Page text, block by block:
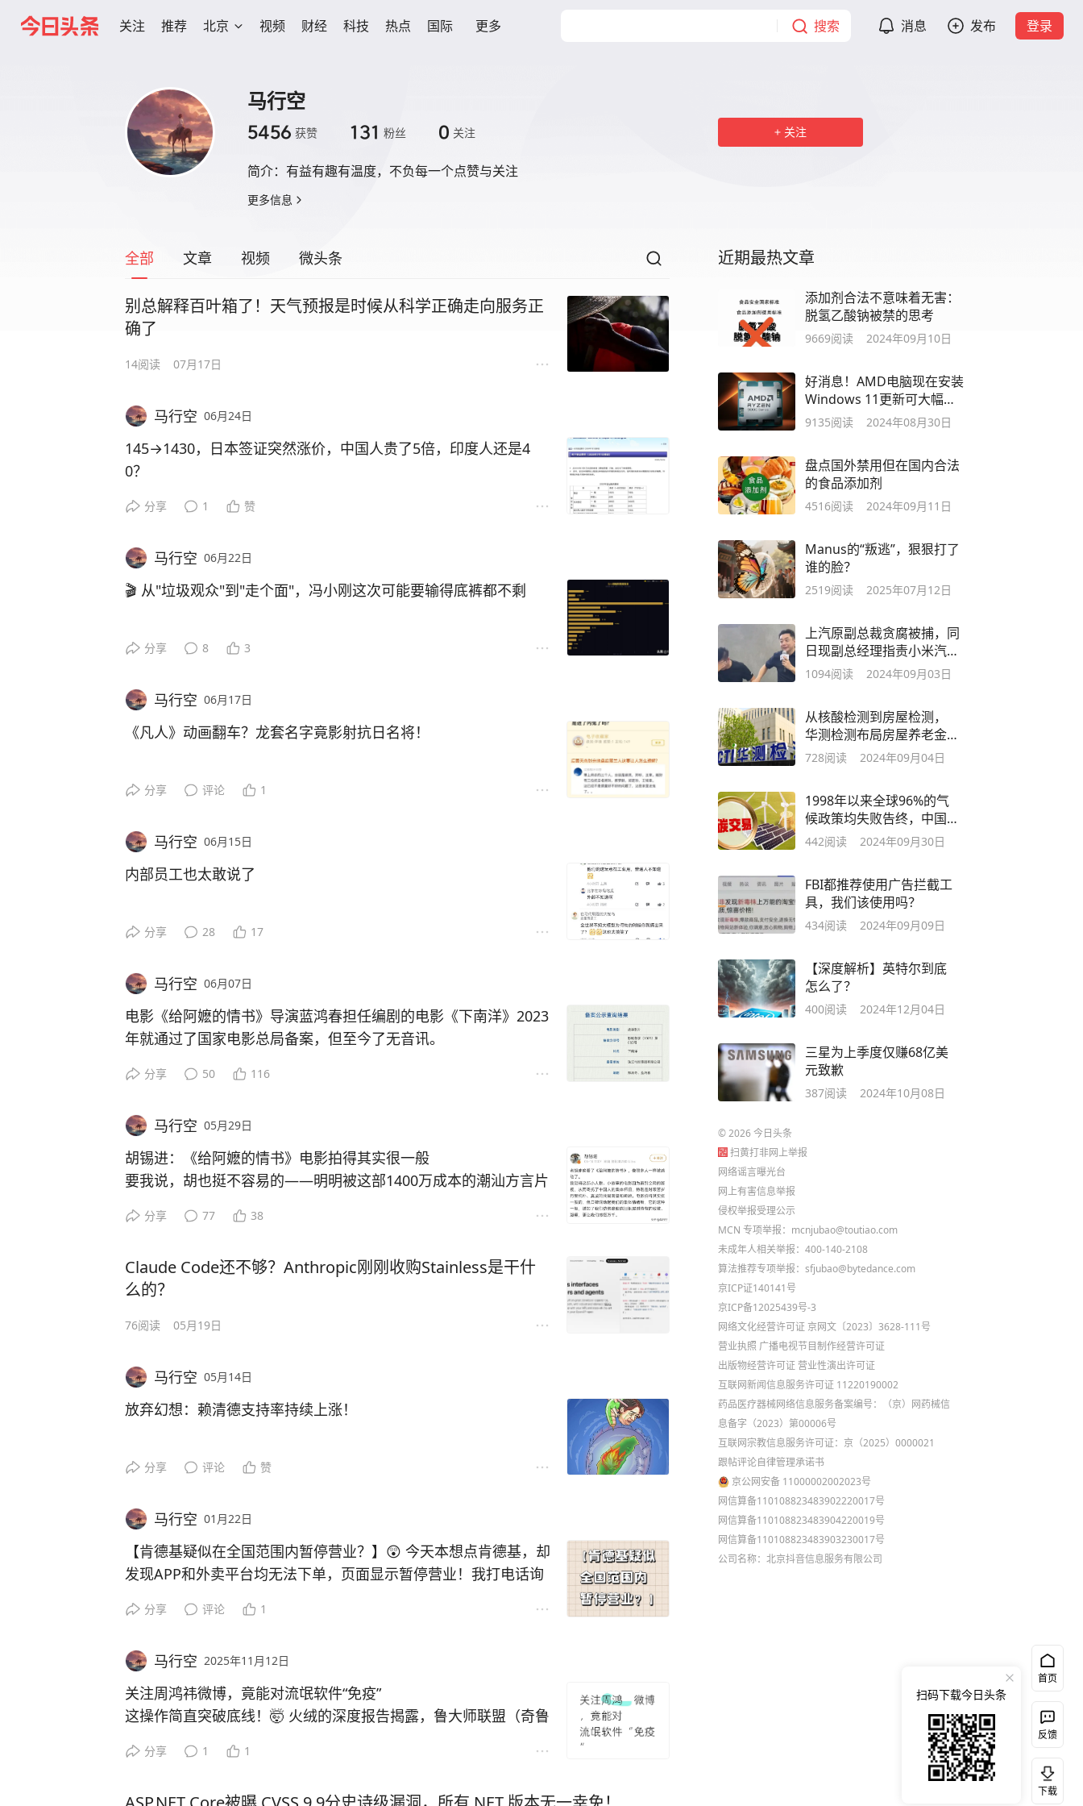
关注 推荐 北京 视频 财经 科技 热点 国际 更多 搜索 消息 发布 登录
马行空
5456 获赞 131 粉丝 0 关注
简介： 有益有趣有温度，不负每一个点赞与关注
更多信息
关注
全部 文章 视频 微头条
别总解释百叶箱了！天气预报是时候从科学正确走向服务正
确了
14阅读 07月17日
马行空 06月24日
145→1430，日本签证突然涨价，中国人贵了5倍，印度人还是4
0？
根据日本驻上海总领馆公布的新收费标准，从2026年7月1日起：
多次签证：285元→1430元
定价通常会受到双边安排、互惠原则、历史协议、签证便利政策、
过去很多人觉得日本是“说走就走”的近途出境游，现在签证成本一
下抬高。尤其一家三口出行，签证、机票、住宿加起来，预算感受
更值得讨论的是：当签证门槛提高后，游客会继续买单，还是把目
价格上涨，筛掉的是低频游客，还是会影响整体热度？
#日本签证价格#
#中日关系#
分享 1 赞
马行空 06月22日
🎬 从"垃圾观众"到"走个面"，冯小刚这次可能要输得底裤都不剩
2003《手机》0.56亿→第1
2004《天下无贼》1.20亿→第3
2008《非诚勿扰》3.25亿→第1
2010《非诚勿扰2》4.74亿→第4
2013《私人订制》7.13亿→第4
2017《芳华》14.22亿→第8
2023《非诚勿扰3》1.02亿→第96
2025《向阳·花》2.30亿→第20
早期神坛（2001-2008）：《大腕》《手机》《天下无贼》《夜
宴》《集结号》《非诚勿扰》，部部爆款，《手机》《非诚勿扰》
直接拿年冠。那会儿冯小刚三个字就是票房保证。
巅峰拐点（2010-2013）：《唐山大地震》6.73亿，《私人订制》
7.13亿创个人新高，但排名从第2滑到第4——不是他变弱了，是市
场变大了，新玩家杀进来了。
断崖坠落（2016-2019）：《我不是潘金莲》掉到第18，《芳华》
第72。从这时候起，冯小刚已经彻底掉出主流梯队。
年最惨纪录。《向阳·花》2.30亿→第20，略有回暖，但跟巅峰比已
今年《抓特务》更让人捏把汗。
好的一部。改编自豆瓣9.3的神剧《无悔追踪》，讲警察和特务在
5%。上映3天累计6061万——连上映51天的老片都没打过。平台预
测总票房从5亿一路跌到1.3亿，网传投资2亿，血亏。
为了给电影造势，冯小刚请韩红站台。韩红在台上说："咱北京的
兄弟姐妹，爷们娘们，能不能给走个面？咱北京2000多万人口，您
受累，把第一波票房带起来。"
"走个面"就是"给个面子"。网友直接炸了：商业电影凭什么让观众
分享 8 3
马行空 06月17日
《凡人》动画翻车？龙套名字竟影射抗日名将！
的“全女团队”抹黑传言，导演王裕仁强烈否认。而更让观众感到震
龙套——“郝龄、郑珍、王章”，被网友指出是在影射三位抗日名将
“郝梦龄、郑廷珍、王铭章”。
郝梦龄：抗日战场上牺牲的第一位军长，1937年10月16日在忻口
郑廷珍：同样于1937年10月16日的忻口会战中英勇牺牲。
制作组在涉及反派屠杀的剧情中用此类名字作为龙套，且后续剧情
还涉及“天南划分地盘给慕兰人”，这引发了大量网友对制作组“夹带
#凡人修仙传#
分享 评论 1
马行空 06月15日
内部员工也太敢说了
分享 28 17
马行空 06月07日
电影《给阿嬷的情书》导演蓝鸿春担任编剧的电影《下南洋》2023
年就通过了国家电影总局备案，但至今了无音讯。
备案剧情梗概：以华侨支援祖国改革开放事业为开始，在波澜壮阔
的一生。大时代下个人的奋斗、家族的兴衰、国家的安危，通过一
封封“侨批”与每位华侨紧紧地联系在一起
分享 50 116
马行空 05月29日
胡锡进：《给阿嬷的情书》电影拍得其实很一般
要我说，胡也挺不容易的——明明被这部1400万成本的潮汕方言片
点刺就显不出专业。人民日报刚刚点赞它“以情义动人”，豆瓣9.2
银投出来的，哪里“一般”了？电影行业的专业不是为了跟人民唱反
调，真诚和打动人心的力量，永远是评价一部作品的最高标准。
《给阿嬷的情书》本身，就是送给所有戴着有色眼镜看素人电影的
分享 77 38
Claude Code还不够？Anthropic刚刚收购Stainless是干什
么的？
76阅读 05月19日
马行空 05月14日
放弃幻想：赖清德支持率持续上涨！
改革”遭55%不满，但整体施政满意度却从一周年的32%升至38%，
争议不断，支持率却逆势回升，确实需要放弃幻想，岛内民意并没
有按外界预想发展。
分享 评论 赞
马行空 01月22日
【肯德基疑似在全国范围内暂停营业？】😲 今天本想点肯德基，却
发现APP和外卖平台均无法下单，页面显示暂停营业！我打电话询
现了这种状况，疑似后台系统崩溃。有没有小伙伴了解具体情况？
分享 评论 1
马行空 2025年11月12日
关注周鸿祎微博，竟能对流氓软件“免疫”
这操作简直突破底线！🤯 火绒的深度报告揭露，鲁大师联盟（奇鲁
的“反侦察”黑名单，专挑“老实人”开刀。
分享 1 1
近期最热文章
添加剂合法不意味着无害：
脱氢乙酸钠被禁的思考
9669阅读 2024年09月10日
好消息！AMD电脑现在安装
Windows 11更新可大幅提
升游戏性能
9135阅读 2024年08月30日
盘点国外禁用但在国内合法
的食品添加剂
4516阅读 2024年09月11日
Manus的“叛逃”，狠狠打了
谁的脸？
2519阅读 2025年07月12日
上汽原副总裁贪腐被捕，同
日现副总经理指责小米汽车
抄袭
1094阅读 2024年09月03日
从核酸检测到房屋检测，
华测检测布局房屋养老金
市场
728阅读 2024年09月04日
1998年以来全球96%的气
候政策均失败告终，中国
硕果仅存
442阅读 2024年09月30日
FBI都推荐使用广告拦截工
具，我们该使用吗？
434阅读 2024年09月09日
【深度解析】英特尔到底
怎么了？
400阅读 2024年12月04日
三星为上季度仅赚68亿美
元致歉
387阅读 2024年10月08日
©2026今日头条
扫黄打非网上举报
网络谣言曝光台
网上有害信息举报
侵权举报受理公示
MCN 专项举报：mcnjubao@toutiao.com
未成年人相关举报：400-140-2108
算法推荐专项举报：sfjubao@bytedance.com
京ICP证140141号
京ICP备12025439号-3
网络文化经营许可证 京网文〔2023〕3628-111号
营业执照 广播电视节目制作经营许可证
出版物经营许可证 营业性演出许可证
互联网新闻信息服务许可证 11220190002
药品医疗器械网络信息服务备案编号：（京）网药械信
息备字（2023）第00006号
互联网宗教信息服务许可证：京（2025）0000021
跟帖评论自律管理承诺书
京公网安备 11000002002023号
网信算备110108823483902220017号
网信算备110108823483904220019号
网信算备110108823483903230017号
公司名称：北京抖音信息服务有限公司
首页
反馈
下载
扫码下载今日头条